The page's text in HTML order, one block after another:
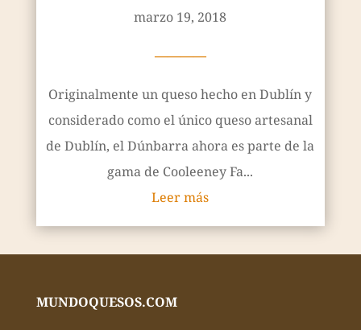
marzo 19, 2018
————
Originalmente un queso hecho en Dublín y
considerado como el único queso artesanal
de Dublín, el Dúnbarra ahora es parte de la
gama de Cooleeney Fa...
Leer más
MUNDOQUESOS.COM